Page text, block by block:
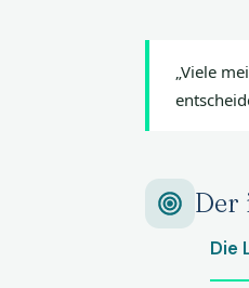
„Viele
Der
Die